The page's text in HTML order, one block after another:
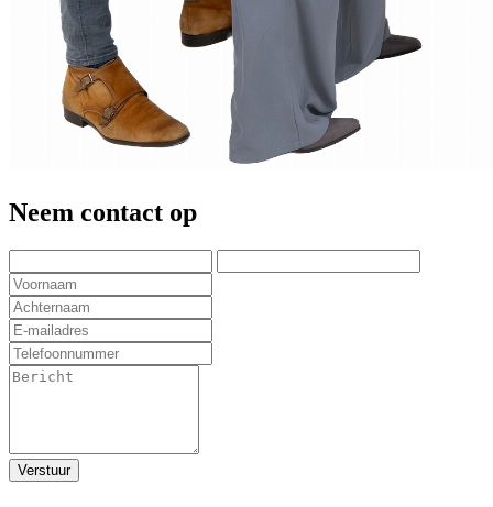
Neem contact op
Verstuur